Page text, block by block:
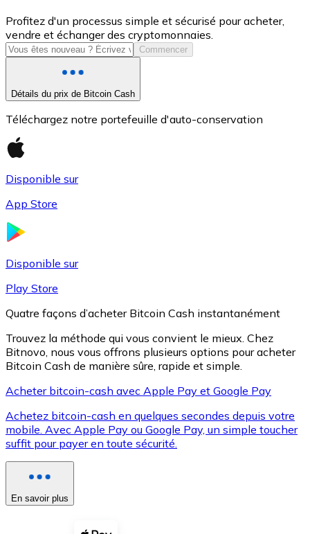
USD Coin
USDC
XRP
XRP
Voir toutes
Coupons crypto
Profitez d'un processus simple et sécurisé pour acheter,
vendre et échanger des cryptomonnaies.
Commencer
Détails du prix de Bitcoin Cash
Téléchargez notre portefeuille d'auto-conservation
Disponible sur
App Store
Disponible sur
Play Store
Quatre façons d’acheter Bitcoin Cash instantanément
Trouvez la méthode qui vous convient le mieux. Chez
Bitnovo, nous vous offrons plusieurs options pour acheter
Bitcoin Cash de manière sûre, rapide et simple.
Acheter bitcoin-cash avec Apple Pay et Google Pay
Achetez bitcoin-cash en quelques secondes depuis votre
mobile. Avec Apple Pay ou Google Pay, un simple toucher
suffit pour payer en toute sécurité.
En savoir plus